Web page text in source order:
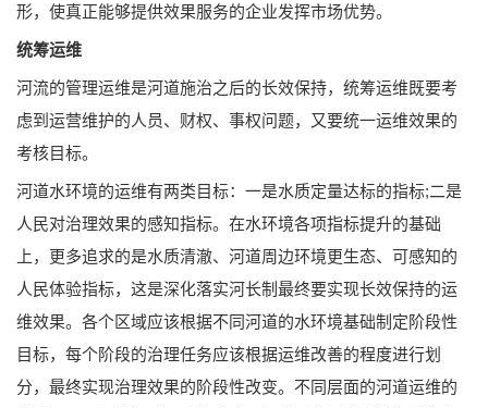
形，使真正能够提供效果服务的企业发挥市场优势。
统筹运维
河流的管理运维是河道施治之后的长效保持，统筹运维既要考
虑到运营维护的人员、财权、事权问题，又要统一运维效果的
考核目标。
河道水环境的运维有两类目标：一是水质定量达标的指标;二是
人民对治理效果的感知指标。在水环境各项指标提升的基础
上，更多追求的是水质清澈、河道周边环境更生态、可感知的
人民体验指标，这是深化落实河长制最终要实现长效保持的运
维效果。各个区域应该根据不同河道的水环境基础制定阶段性
目标，每个阶段的治理任务应该根据运维改善的程度进行划
分，最终实现治理效果的阶段性改变。不同层面的河道运维的